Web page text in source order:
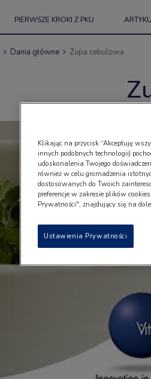
PIERWSZE KROKI Z PKU
Dania główne Zupa cebulowa
Klikając na przycisk “Akceptuję
innych podobnych technologii)
udoskonalenia Twojego
również w celu gromadzenia
dostosowanych do Twoich
preferencje w zakresie plików
Prywatności", znajdujący się na
Ustawienia Prywatności